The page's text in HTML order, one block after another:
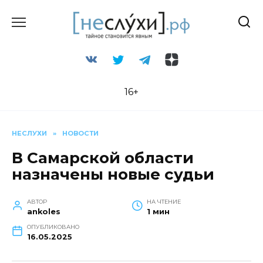
16+
НЕСЛУХИ » НОВОСТИ
В Самарской области
назначены новые судьи
АВТОР
ankoles
НА ЧТЕНИЕ
1 мин
ОПУБЛИКОВАНО
16.05.2025